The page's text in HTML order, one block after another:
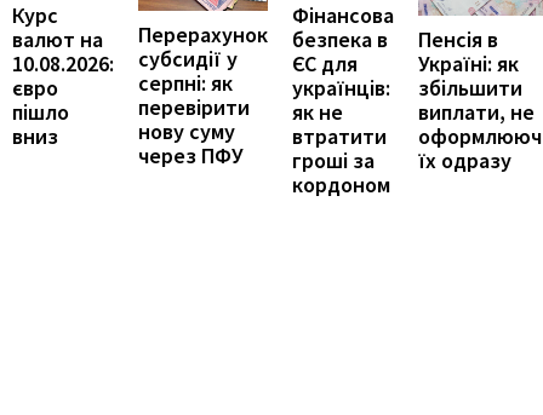
Курс
валют на
10.08.2026:
євро
пішло
вниз
Перерахунок
субсидії у
серпні: як
перевірити
нову суму
через ПФУ
Фінансова
безпека в
ЄС для
українців:
як не
втратити
гроші за
кордоном
Пенсія в
Україні: як
збільшити
виплати, не
їх одразу